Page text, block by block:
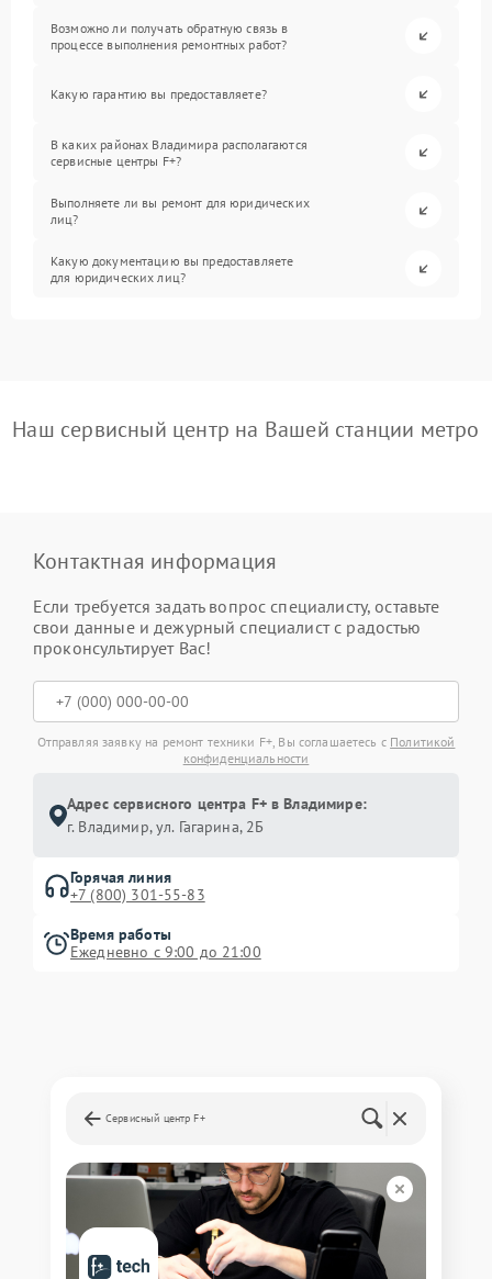
Возможно ли получать обратную связь в
процессе выполнения ремонтных работ?
Какую гарантию вы предоставляете?
В каких районах Владимира располагаются
сервисные центры F+?
Выполняете ли вы ремонт для юридических
лиц?
Какую документацию вы предоставляете
для юридических лиц?
Наш сервисный центр на Вашей станции метро
Контактная информация
Если требуется задать вопрос специалисту, оставьте
свои данные и дежурный специалист с радостью
проконсультирует Вас!
Отправляя заявку на ремонт техники F+, Вы соглашаетесь с Политикой
конфиденциальности
Адрес сервисного центра F+ в Владимире:
г. Владимир, ул. Гагарина, 2Б
Горячая линия
+7 (800) 301-55-83
Время работы
Ежедневно с 9:00 до 21:00
Сервисный центр F+